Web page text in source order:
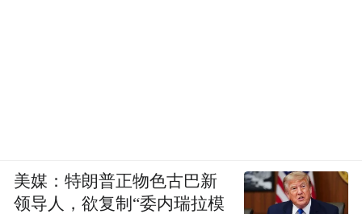
美媒：特朗普正物色古巴新
领导人，欲复制“委内瑞拉模